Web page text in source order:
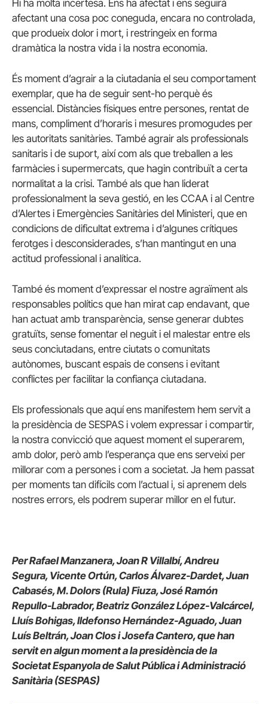
Hi ha molta incertesa. Ens ha afectat i ens seguirà
afectant una cosa poc coneguda, encara no controlada,
que produeix dolor i mort, i restringeix en forma
dramàtica la nostra vida i la nostra economia.
És moment d’agrair a la ciutadania el seu comportament
exemplar, que ha de seguir sent-ho perquè és
essencial. Distàncies físiques entre persones, rentat de
mans, compliment d’horaris i mesures promogudes per
les autoritats sanitàries. També agrair als professionals
sanitaris i de suport, així com als que treballen a les
farmàcies i supermercats, que hagin contribuït a certa
normalitat a la crisi. També als que han liderat
professionalment la seva gestió, en les CCAA i al Centre
d’Alertes i Emergències Sanitàries del Ministeri, que en
condicions de dificultat extrema i d’algunes crítiques
ferotges i desconsiderades, s’han mantingut en una
actitud professional i analítica.
També és moment d’expressar el nostre agraïment als
responsables polítics que han mirat cap endavant, que
han actuat amb transparència, sense generar dubtes
gratuïts, sense fomentar el neguit i el malestar entre els
seus conciutadans, entre ciutats o comunitats
autònomes, buscant espais de consens i evitant
conflictes per facilitar la confiança ciutadana.
Els professionals que aquí ens manifestem hem servit a
la presidència de SESPAS i volem expressar i compartir,
la nostra convicció que aquest moment el superarem,
amb dolor, però amb l’esperança que ens serveixi per
millorar com a persones i com a societat. Ja hem passat
per moments tan difícils com l’actual i, si aprenem dels
nostres errors, els podrem superar millor en el futur.
Per Rafael Manzanera, Joan R Villalbí, Andreu
Segura, Vicente Ortún, Carlos Álvarez-Dardet, Juan
Cabasés, M. Dolors (Rula) Fiuza, José Ramón
Repullo-Labrador, Beatriz González López-Valcárcel,
Lluís Bohigas, Ildefonso Hernández-Aguado, Juan
Luís Beltrán, Joan Clos i Josefa Cantero, que han
servit en algun moment a la presidència de la
Societat Espanyola de Salut Pública i Administració
Sanitària (SESPAS)